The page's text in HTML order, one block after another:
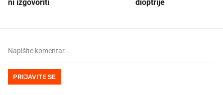
ni izgovoriti
dioptrije
PRIJAVITE SE